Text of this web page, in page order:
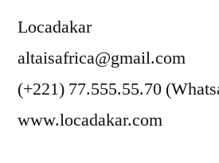
Locadakar
altaisafrica@gmail.com
(+221) 77.555.55.70
www.locadakar.com